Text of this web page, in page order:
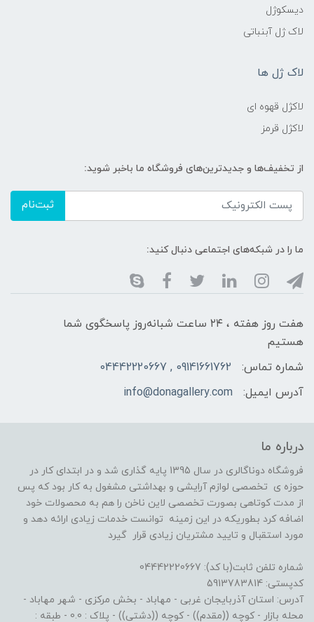
دیسکوژل
لاک ژل آبنباتی
لاک ژل ها
لاکژل قهوه ای
لاکژل قرمز
از تخفیف‌ها و جدیدترین‌های فروشگاه ما باخبر شوید:
ثبت‌نام
ما را در شبکه‌های اجتماعی دنبال کنید:
هفت روز هفته ، ۲۴ ساعت شبانه‌روز پاسخگوی شما
هستیم
شماره تماس:
09141661762 , 04442220667
آدرس ایمیل:
info@donagallery.com
درباره ما
فروشگاه دوناگالری در سال 1395 پایه گذاری شد و در ابتدای کار در
حوزه ی تخصصی لوازم آرایشی و بهداشتی مشغول به کار بود که پس
از مدت کوتاهی بصورت تخصصی لاین ناخن را هم به محصولات خود
اضافه کرد بطوریکه در این زمینه توانست خدمات زیادی ارائه دهد و
مورد استقبال و تایید مشتریان زیادی قرار گیرد
شماره تلفن ثابت(با کد): 04442220667
کدپستی: 5913783814
آدرس: استان آذربایجان غربی - مهاباد - بخش مرکزی - شهر مهاباد -
محله بازار - کوچه ((مقدم)) - کوچه ((دشتی)) - پلاک : 0.0 - طبقه :